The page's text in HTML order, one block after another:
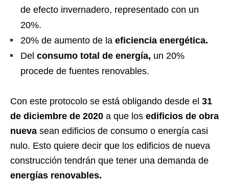
de efecto invernadero, representado con un
20%.
20% de aumento de la eficiencia energética.
Del consumo total de energía, un 20%
procede de fuentes renovables.
Con este protocolo se está obligando desde el 31
de diciembre de 2020 a que los edificios de obra
nueva sean edificios de consumo o energía casi
nulo. Esto quiere decir que los edificios de nueva
construcción tendrán que tener una demanda de
energías renovables.